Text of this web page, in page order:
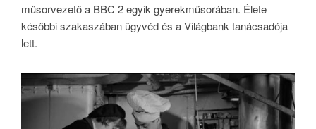
műsorvezető a BBC 2 egyik gyerekműsorában. Élete
későbbi szakaszában ügyvéd és a Világbank tanácsadója
lett.